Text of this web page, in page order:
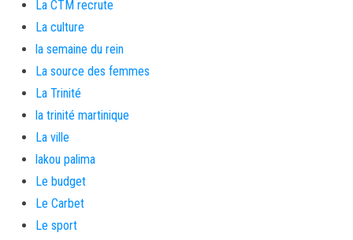
La CTM recrute
La culture
la semaine du rein
La source des femmes
La Trinité
la trinité martinique
La ville
lakou palima
Le budget
Le Carbet
Le sport